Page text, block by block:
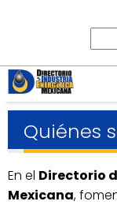
Quiénes
En el Directorio
Mexicana,